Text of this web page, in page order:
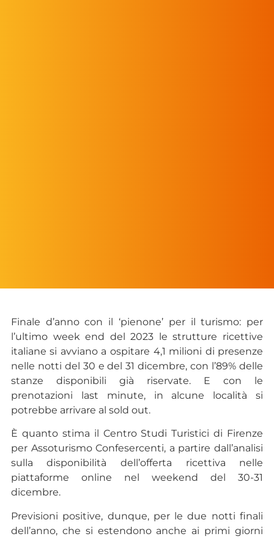
Finale d’anno con il ‘pienone’ per il turismo: per
l’ultimo week end del 2023 le strutture ricettive
italiane si avviano a ospitare 4,1 milioni di presenze
nelle notti del 30 e del 31 dicembre, con l’89% delle
stanze disponibili già riservate. E con le
prenotazioni last minute, in alcune località si
potrebbe arrivare al sold out.
È quanto stima il Centro Studi Turistici di Firenze
per Assoturismo Confesercenti, a partire dall’analisi
sulla disponibilità dell’offerta ricettiva nelle
piattaforme online nel weekend del 30-31
dicembre.
Previsioni positive, dunque, per le due notti finali
dell’anno, che si estendono anche ai primi giorni